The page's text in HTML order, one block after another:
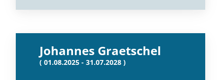
Johannes Graetschel
( 01.08.2025 - 31.07.2028 )